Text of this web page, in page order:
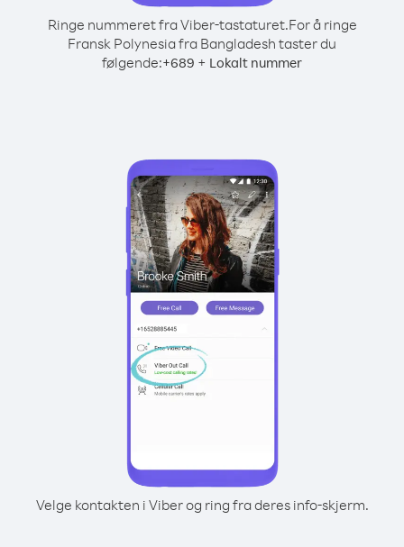
Ringe nummeret fra Viber-tastaturet.For å ringe
Fransk Polynesia fra Bangladesh taster du
følgende:+689 + Lokalt nummer
Velge kontakten i Viber og ring fra deres info-skjerm.